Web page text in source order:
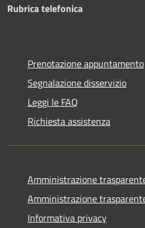
Rubrica telefonica
Prenotazione appuntamento
Segnalazione disservizio
Leggi le FAQ
Richiesta assistenza
Amministrazione
Amministrazione
Informativa privacy